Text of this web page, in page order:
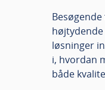
løsninger
i, hvordan
både